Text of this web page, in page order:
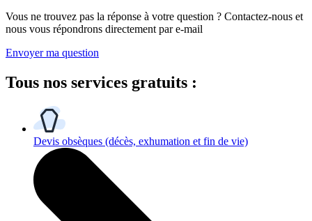
Vous ne trouvez pas la réponse à votre question ? Contactez-nous et
nous vous répondrons directement par e-mail
Envoyer ma question
Tous nos services gratuits :
Devis obsèques (décès, exhumation et fin de vie)